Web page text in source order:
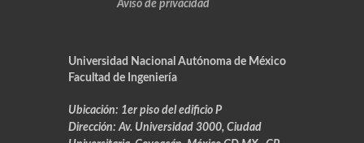
Aviso de privacidad
Universidad Nacional Autónoma de México
Facultad de Ingeniería
Ubicación: 1er piso del edificio P
Dirección: Av. Universidad 3000, Ciudad